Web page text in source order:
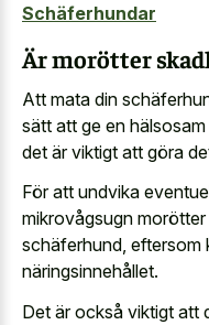
Schäferhundar
Är morötter
Att mata din
sätt att ge en
det är viktigt att göra
För att undvika
mikrovågsugn
schäferhund, eftersom
näringsinnehållet.
Det är också viktigt att